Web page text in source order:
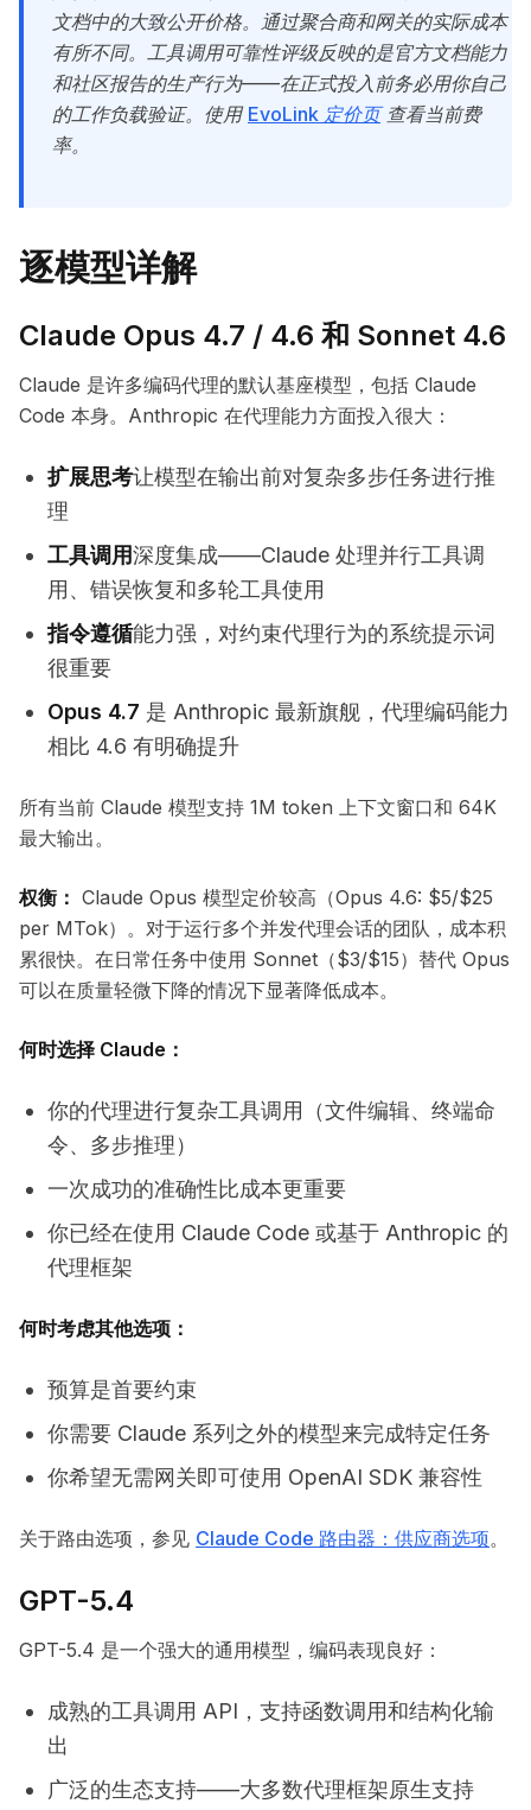
文档中的大致公开价格。通过聚合商和网关的实际成本
有所不同。工具调用可靠性评级反映的是官方文档能力
和社区报告的生产行为——在正式投入前务必用你自己
的工作负载验证。使用 EvoLink 定价页查看当前费
率。
逐模型详解
Claude Opus 4.7 / 4.6 和 Sonnet 4.6
Claude 是许多编码代理的默认基座模型，包括 Claude
Code 本身。Anthropic 在代理能力方面投入很大：
扩展思考让模型在输出前对复杂多步任务进行推
理
工具调用深度集成——Claude 处理并行工具调
用、错误恢复和多轮工具使用
指令遵循能力强，对约束代理行为的系统提示词
很重要
Opus 4.7 是 Anthropic 最新旗舰，代理编码能力
相比 4.6 有明确提升
所有当前 Claude 模型支持 1M token 上下文窗口和 64K
最大输出。
权衡： Claude Opus 模型定价较高（Opus 4.6: $5/$25
per MTok）。对于运行多个并发代理会话的团队，成本积
累很快。在日常任务中使用 Sonnet（$3/$15）替代 Opus
可以在质量轻微下降的情况下显著降低成本。
何时选择 Claude：
你的代理进行复杂工具调用（文件编辑、终端命
令、多步推理）
一次成功的准确性比成本更重要
你已经在使用 Claude Code 或基于 Anthropic 的
代理框架
何时考虑其他选项：
预算是首要约束
你需要 Claude 系列之外的模型来完成特定任务
你希望无需网关即可使用 OpenAI SDK 兼容性
关于路由选项，参见 Claude Code 路由器：供应商选项。
GPT-5.4
GPT-5.4 是一个强大的通用模型，编码表现良好：
成熟的工具调用 API，支持函数调用和结构化输
出
广泛的生态支持——大多数代理框架原生支持